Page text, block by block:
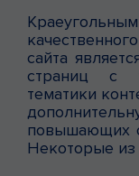
сайта
страниц с
тематики
повышающих
Некоторые из